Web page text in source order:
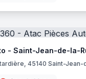
- Saint-Jean-de-la-
45140 Saint-